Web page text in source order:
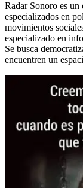
Radar Sonoro es un
especializados en
movimientos
especializado en
Se busca
encuentren un